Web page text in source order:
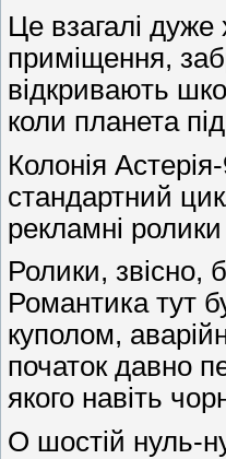
Це взагалі
приміщення,
відкривають
коли планета
Колонія
стандартний
рекламні
Ролики, звісно,
Романтика тут
куполом,
початок давно
якого навіть
О шостій нуль-